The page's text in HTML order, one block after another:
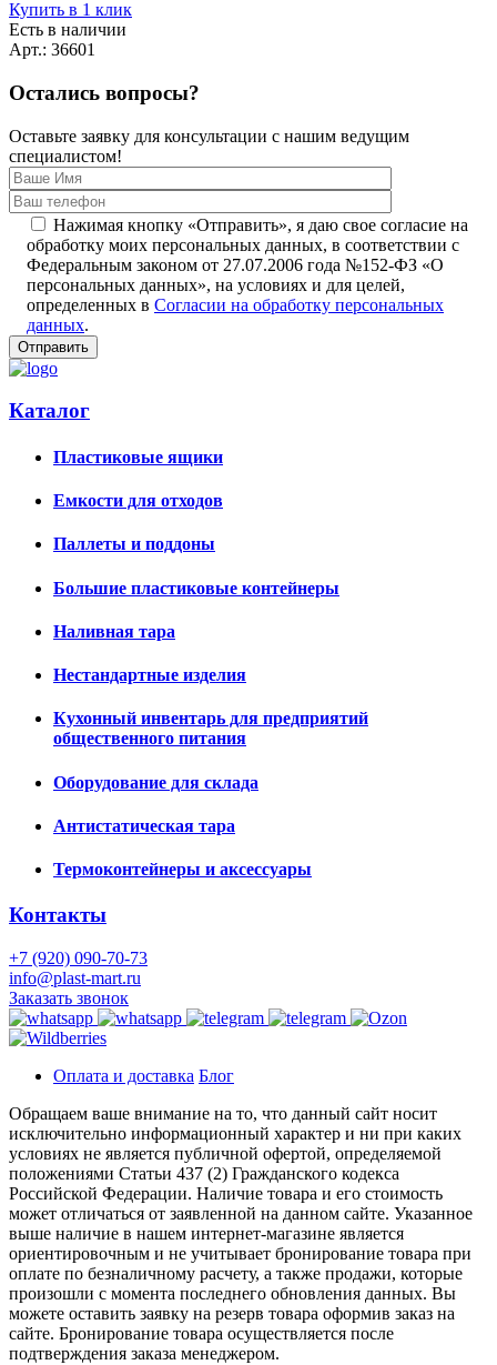
Купить в 1 клик
Есть в наличии
Арт.: 36601
Остались вопросы?
Оставьте заявку для консультации с нашим ведущим
специалистом!
Нажимая кнопку «Отправить», я даю свое согласие на
обработку моих персональных данных, в соответствии с
Федеральным законом от 27.07.2006 года №152-ФЗ «О
персональных данных», на условиях и для целей,
определенных в Согласии на обработку персональных
данных.
Каталог
Пластиковые ящики
Емкости для отходов
Паллеты и поддоны
Большие пластиковые контейнеры
Наливная тара
Нестандартные изделия
Кухонный инвентарь для предприятий
общественного питания
Оборудование для склада
Антистатическая тара
Термоконтейнеры и аксессуары
Контакты
+7 (920) 090-70-73
info@plast-mart.ru
Заказать звонок
Оплата и доставка Блог
Обращаем ваше внимание на то, что данный сайт носит
исключительно информационный характер и ни при каких
условиях не является публичной офертой, определяемой
положениями Статьи 437 (2) Гражданского кодекса
Российской Федерации. Наличие товара и его стоимость
может отличаться от заявленной на данном сайте. Указанное
выше наличие в нашем интернет-магазине является
ориентировочным и не учитывает бронирование товара при
оплате по безналичному расчету, а также продажи, которые
произошли с момента последнего обновления данных. Вы
можете оставить заявку на резерв товара оформив заказ на
сайте. Бронирование товара осуществляется после
подтверждения заказа менеджером.